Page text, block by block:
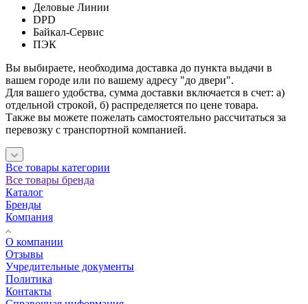
Деловые Линии
DPD
Байкал-Сервис
ПЭК
Вы выбираете, необходима доставка до пункта выдачи в
вашем городе или по вашему адресу "до двери".
Для вашего удобства, сумма доставки включается в счет: а)
отдельной строкой, б) распределяется по цене товара.
Также вы можете пожелать самостоятельно рассчитаться за
перевозку с транспортной компанией.
Все товары категории
Все товары бренда
Каталог
Бренды
Компания
О компании
Отзывы
Учредительные документы
Политика
Контакты